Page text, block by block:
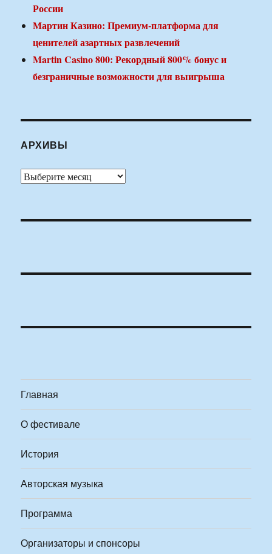
России
Мартин Казино: Премиум-платформа для
ценителей азартных развлечений
Martin Casino 800: Рекордный 800% бонус и
безграничные возможности для выигрыша
АРХИВЫ
Архивы
Главная
О фестивале
История
Авторская музыка
Программа
Организаторы и спонсоры